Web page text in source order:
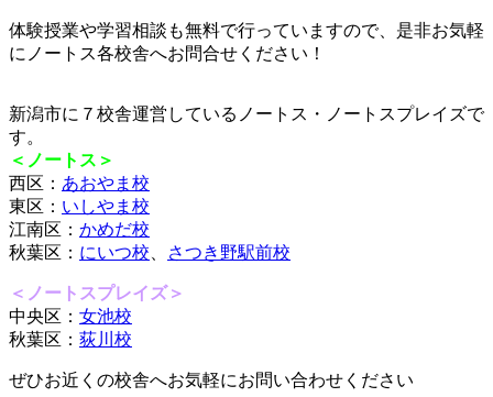
体験授業や学習相談も無料で行っていますので、是非お気軽
にノートス各校舎へお問合せください！
新潟市に７校舎運営しているノートス・ノートスプレイズで
す。
＜ノートス＞
西区： あおやま校
東区： いしやま校
江南区： かめだ校
秋葉区： にいつ校 さつき野駅前校
＜ノートスプレイズ＞
中央区： 女池校
秋葉区： 荻川校
ぜひお近くの校舎へお気軽にお問い合わせください